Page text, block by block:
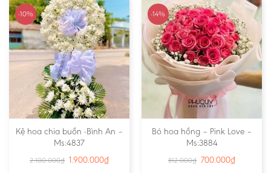
-10%
Kệ hoa chia buồn -Bình An –
Ms:4837
2.100.000₫ 1.900.000₫
-14%
Bó hoa hồng – Pink Love –
Ms:3884
812.000₫ 700.000₫